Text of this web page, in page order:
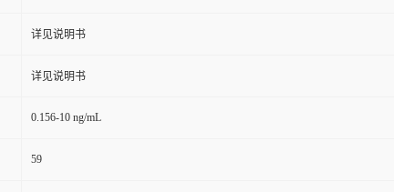
详见说明书
详见说明书
0.156-10 ng/mL
59